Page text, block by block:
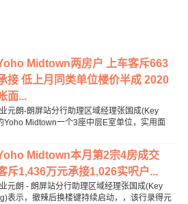
Midtown两房户 上车客斥663
接 低上月同类单位楼价半成 2020
面...
元朗-朗屏站分行助理区域经理张国成(Key
Midtown一个3座中层E室单位，实用面
Midtown本月第2宗4房成交
斥1,436万元承接1,026实呎户...
元朗 - 朗屏站分行助理区域经理张国成(Key
表示，撤辣后换楼键持续启动，，该行录得元